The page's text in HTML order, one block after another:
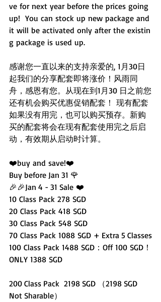
ve for next year before the prices going
up!  You can stock up new package and
it will be activated only after the existin
g package is used up.
感谢您一直以来的支持亲爱的, 1月30日
起我们的分享配套即将涨价！风雨同
舟，感恩有您。从现在到1月30 日之前您
还有机会购买优惠促销配套！ 现有配套
如果没有用完，也可以购买预存。新购
买的配套将会在现有配套使用完之后启
动，有效期从启动时计算。
❤️buy and save!❤️
Buy before Jan 31 🌹
🎉🎉Jan 4 - 31 Sale ❤️
10 Class Pack 278 SGD
20 Class Pack 418 SGD
30 Class Pack 548 SGD
70 Class Pack 1088 SGD + Extra 5 Classes
100 Class Pack 1488 SGD：Off 100 SGD！
ONLY 1388 SGD
200 Class Pack  2198 SGD （2198 SGD
Not Sharable）